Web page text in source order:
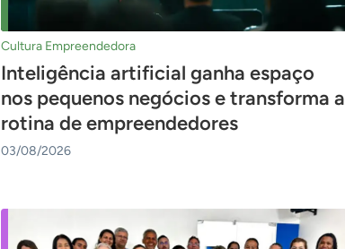
Cultura Empreendedora
Inteligência artificial ganha espaço
nos pequenos negócios e transforma a
rotina de empreendedores
03/08/2026